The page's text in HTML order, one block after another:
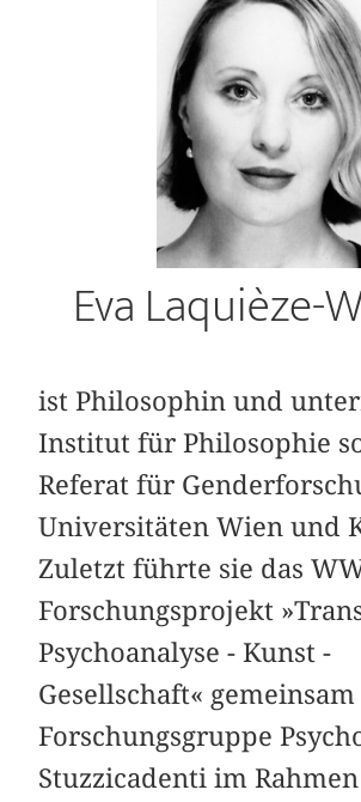
Eva Laquièze-
ist Philosophin und
Institut für Philosophie
Referat für
Universitäten Wien und
Zuletzt führte sie das
Forschungsprojekt
Psychoanalyse - Kunst -
Gesellschaft«
Forschungsgruppe
Stuzzicadenti im